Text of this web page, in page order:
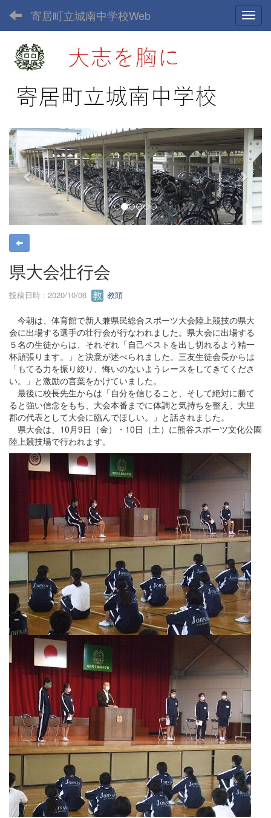
寄居町立城南中学校Web
p
r
e
v
o
u
s
n
e
x
t
県大会壮行会
投稿日時 : 2020/10/06 教頭
今朝は、体育館で新人兼県民総合スポーツ大会陸上競技の県大
会に出場する選手の壮行会が行なわれました。県大会に出場する
５名の生徒からは、それぞれ「自己ベストを出し切れるよう精一
杯頑張ります。」と決意が述べられました。三友生徒会長からは
「もてる力を振り絞り、悔いのないようレースをしてきてくださ
い。」と激励の言葉をかけていました。
最後に校長先生からは「自分を信じること、そして絶対に勝て
ると強い信念をもち、大会本番までに体調と気持ちを整え、大里
郡の代表として大会に臨んでほしい。」と話されました。
県大会は、10月9日（金）・10日（土）に熊谷スポーツ文化公園
陸上競技場で行われます。